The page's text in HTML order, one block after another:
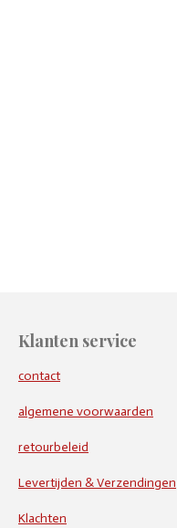
Klanten service
contact
algemene voorwaarden
retourbeleid
Levertijden & Verzendingen
Klachten